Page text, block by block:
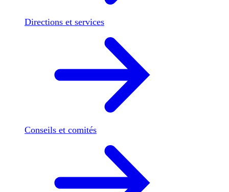
Directions et services
Conseils et comités